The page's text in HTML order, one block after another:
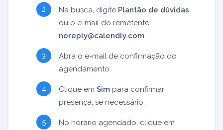
Na busca, digite Plantão de dúvidas
ou o e-mail do remetente
noreply@calendly.com
Abra o e-mail de confirmação do
agendamento.
Clique em Sim para confirmar
presença, se necessário.
No horário agendado, clique em